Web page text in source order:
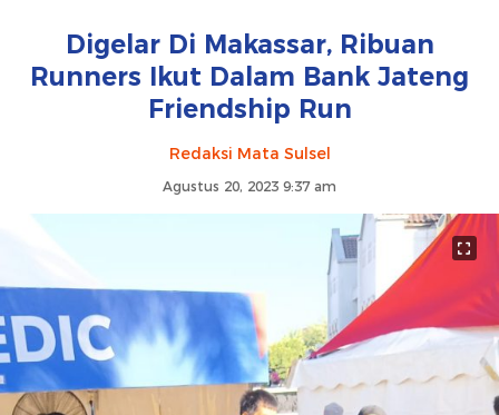
Digelar Di Makassar, Ribuan
Runners Ikut Dalam Bank Jateng
Friendship Run
Redaksi Mata Sulsel
Agustus 20, 2023 9:37 am